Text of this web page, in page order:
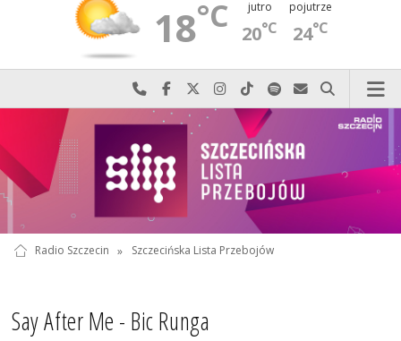
18°C jutro
20°C
pojutrze
24°C
Najlepiej po prostu do nas zadzwoń
Odwiedź nas na Facebook-u
Odwiedź nas na X
Odwiedź nas na Instagram-ie
Odwiedź nas na TikTok-u
Szukaj nas na Spotify
Wyślij do nas
Szukaj
Radio Szczecin » Szczecińska Lista Przebojów
Say After Me - Bic Runga